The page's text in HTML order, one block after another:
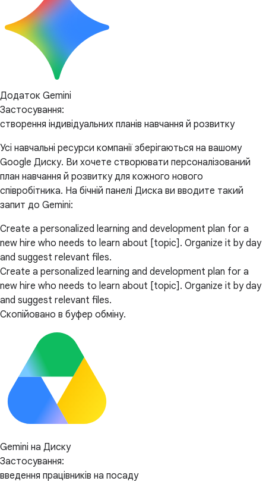
Додаток Gemini
Застосування:
створення індивідуальних планів навчання й розвитку
Усі навчальні ресурси компанії зберігаються на вашому
Google Диску. Ви хочете створювати персоналізований
план навчання й розвитку для кожного нового
співробітника. На бічній панелі Диска ви вводите такий
запит до Gemini:
Create a personalized learning and development plan for a
new hire who needs to learn about [topic]. Organize it by day
and suggest relevant files.
Create a personalized learning and development plan for a
new hire who needs to learn about [topic]. Organize it by day
and suggest relevant files.
Скопійовано в буфер обміну.
Gemini на Диску
Застосування:
введення працівників на посаду